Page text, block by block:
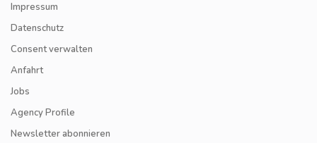
Impressum
Datenschutz
Consent verwalten
Anfahrt
Jobs
Agency Profile
Newsletter abonnieren